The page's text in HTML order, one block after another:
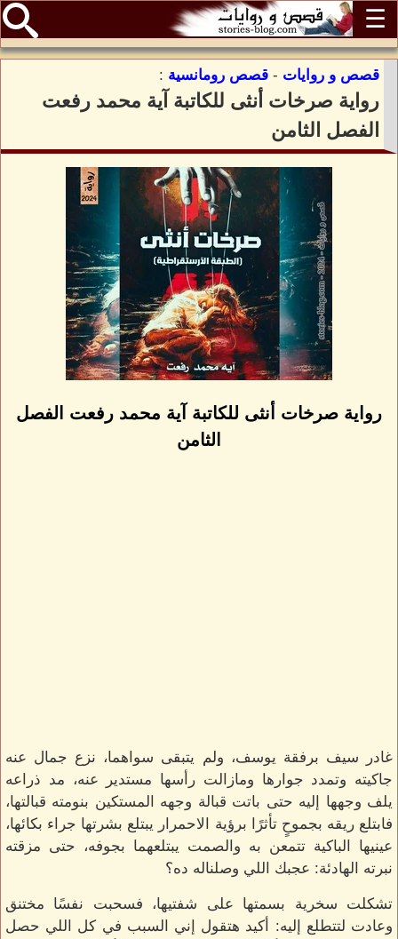
☰
قصص و روايات - قصص رومانسية :
رواية صرخات أنثى للكاتبة آية محمد رفعت
الفصل الثامن
رواية صرخات أنثى للكاتبة آية محمد رفعت الفصل
الثامن
غادر سيف برفقة يوسف، ولم يتبقى سواهما، نزع جمال عنه
جاكيته وتمدد جوارها ومازالت رأسها مستدير عنه، مد ذراعه
يلف وجهها إليه حتى باتت قبالة وجهه المستكين بنومته قبالتها،
فابتلع ريقه بجموحٍ تأثرًا برؤية الاحمرار يبتلع بشرتها جراء بكائها،
عينيها الباكية تتمعن به والصمت يبتلعهما بجوفه، حتى مزقته
نبرته الهادئة: عجبك اللي وصلناله ده؟
تشكلت سخرية بسمتها على شفتيها، فسحبت نفسًا مختنق
وعادت لتتطلع إليه: أكيد هتقول إني السبب في كل اللي حصل